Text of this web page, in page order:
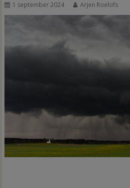
1 september 2024 Arjen Roelofs